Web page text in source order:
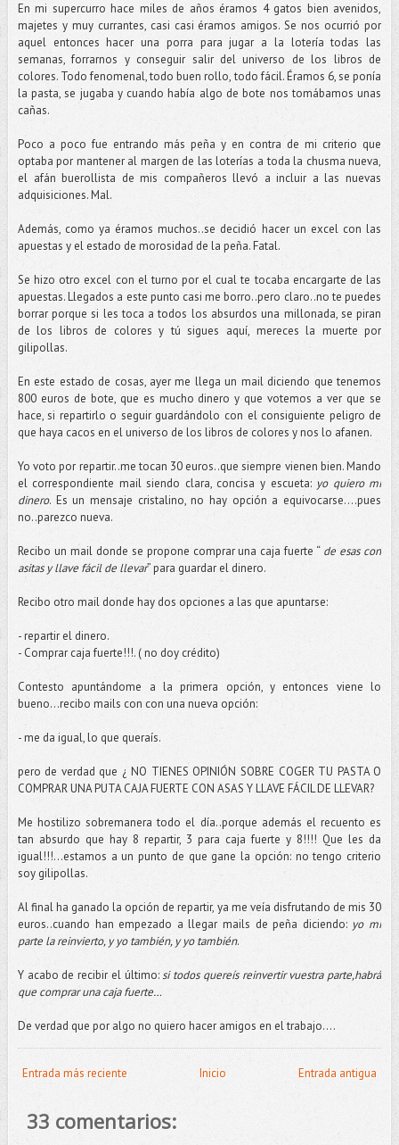
En mi supercurro hace miles de años éramos 4 gatos bien avenidos,
majetes y muy currantes, casi casi éramos amigos. Se nos ocurrió por
aquel entonces hacer una porra para jugar a la lotería todas las
semanas, forrarnos y conseguir salir del universo de los libros de
colores. Todo fenomenal, todo buen rollo, todo fácil. Éramos 6, se ponía
la pasta, se jugaba y cuando había algo de bote nos tomábamos unas
cañas.
Poco a poco fue entrando más peña y en contra de mi criterio que
optaba por mantener al margen de las loterías a toda la chusma nueva,
el afán buerollista de mis compañeros llevó a incluir a las nuevas
adquisiciones. Mal.
Además, como ya éramos muchos..se decidió hacer un excel con las
apuestas y el estado de morosidad de la peña. Fatal.
Se hizo otro excel con el turno por el cual te tocaba encargarte de las
apuestas. Llegados a este punto casi me borro..pero claro..no te puedes
borrar porque si les toca a todos los absurdos una millonada, se piran
de los libros de colores y tú sigues aquí, mereces la muerte por
gilipollas.
En este estado de cosas, ayer me llega un mail diciendo que tenemos
800 euros de bote, que es mucho dinero y que votemos a ver que se
hace, si repartirlo o seguir guardándolo con el consiguiente peligro de
que haya cacos en el universo de los libros de colores y nos lo afanen.
Yo voto por repartir..me tocan 30 euros..que siempre vienen bien. Mando
el correspondiente mail siendo clara, concisa y escueta: yo quiero mi
dinero. Es un mensaje cristalino, no hay opción a equivocarse….pues
no..parezco nueva.
Recibo un mail donde se propone comprar una caja fuerte “ de esas con
asitas y llave fácil de llevar” para guardar el dinero.
Recibo otro mail donde hay dos opciones a las que apuntarse:
- repartir el dinero.
- Comprar caja fuerte!!!. ( no doy crédito)
Contesto apuntándome a la primera opción, y entonces viene lo
bueno…recibo mails con con una nueva opción:
- me da igual, lo que queraís.
pero de verdad que ¿ NO TIENES OPINIÓN SOBRE COGER TU PASTA O
COMPRAR UNA PUTA CAJA FUERTE CON ASAS Y LLAVE FÁCIL DE LLEVAR?
Me hostilizo sobremanera todo el día..porque además el recuento es
tan absurdo que hay 8 repartir, 3 para caja fuerte y 8!!!! Que les da
igual!!!...estamos a un punto de que gane la opción: no tengo criterio
soy gilipollas.
Al final ha ganado la opción de repartir, ya me veía disfrutando de mis 30
euros..cuando han empezado a llegar mails de peña diciendo: yo mi
parte la reinvierto, y yo también, y yo también.
Y acabo de recibir el último:si todos quereís reinvertir vuestra parte,habrá
que comprar una caja fuerte…
De verdad que por algo no quiero hacer amigos en el trabajo….
Entrada más reciente Entrada antigua
Inicio
33 comentarios: